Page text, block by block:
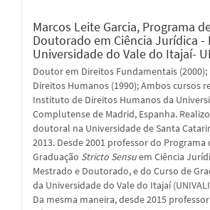
Marcos Leite Garcia, Programa
Doutorado em Ciência Jurídica -
Universidade do Vale do Itajaí-
Doutor em Direitos Fundamentais (2000);
Direitos Humanos (1990); Ambos cursos
Instituto de Direitos Humanos da
Complutense de Madrid, Espanha.
doutoral na Universidade de Santa
2013. Desde 2001 professor do Programa
Graduação Stricto Sensuem Ciência
Mestrado e Doutorado, e do Curso de
da Universidade do Vale do Itajaí
Da mesma maneira, desde 2015